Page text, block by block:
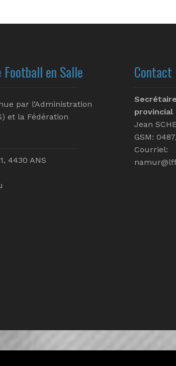
Football en Salle
par l’Administration
et la Fédération
4430 ANS
Contact
Secrétaire
provincial
Jean
GSM:
Courriel: